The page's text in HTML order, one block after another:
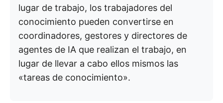
lugar de trabajo, los trabajadores del
conocimiento pueden convertirse en
coordinadores, gestores y directores de
agentes de IA que realizan el trabajo, en
lugar de llevar a cabo ellos mismos las
«tareas de conocimiento».